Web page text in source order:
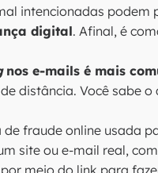
intencionadas podem
digital. Afinal, é
nos e-mails é mais
distância. Você sabe o
fraude online usada
site ou e-mail real,
meio do link para